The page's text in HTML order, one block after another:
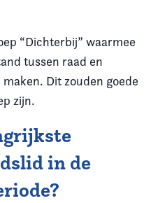
“Dichterbij” waarmee
tussen raad en
Dit zouden goede
zijn.
in de